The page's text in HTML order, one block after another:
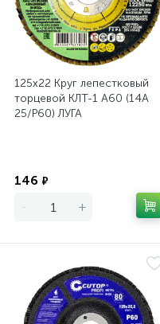
125х22 Круг лепестковый
торцевой КЛТ-1 А60 (14А
25/Р60) ЛУГА
146 ₽
- +